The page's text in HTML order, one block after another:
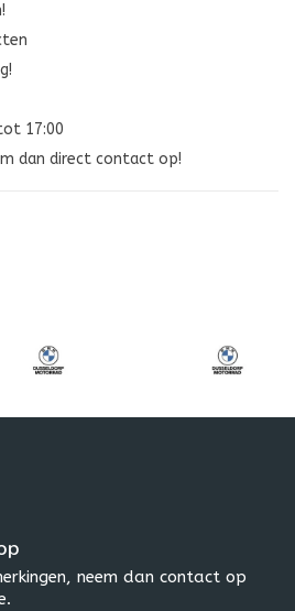
17:00
dan direct contact op!
neem dan contact op